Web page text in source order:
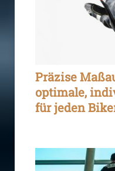
Präzise
optimale,
für jeden